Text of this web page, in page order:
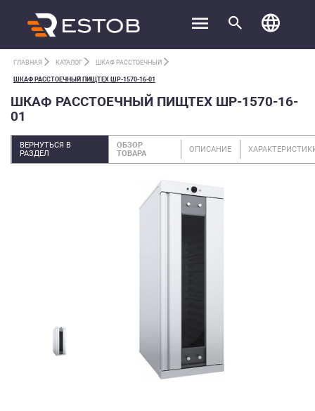
ГЛАВНАЯ КАТАЛОГ ШКАФ РАССТОЕЧНЫЙ
ШКАФ РАССТОЕЧНЫЙ ПИЩТЕХ ШР-1570-16-01
ШКАФ РАССТОЕЧНЫЙ ПИЩТЕХ ШР-1570-16-
01
ВЕРНУТЬСЯ В
РАЗДЕЛ
ОБЗОР
ТОВАРА
ОПИСАНИЕ